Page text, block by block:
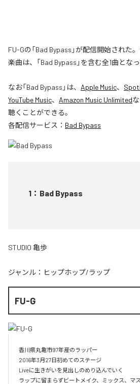
FU-Gの「Bad Bypass」が配信開始された
楽曲は、「Bad Bypass」を含む全1曲となっ
なお「Bad Bypass 」は、 Apple Music、
YouTube Music、 Amazon Music Unlimited
聴くことができる。
各配信サービス： Bad Bypass
1 ： Bad Bypass
STUDIO 亀歩
ジャンル： ヒップホップ/ラップ
FU-G
香川県丸亀市97年産のラッパー
2016年3月27日初めてのステージ
Liveに生きがいを見出しのめり込んでいく
ラップに留まらずビートメイク、ミックス、マ